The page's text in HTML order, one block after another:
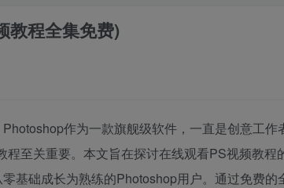
教程全集免费)
作为一款旗舰级软件，一直是创意工作
程至关重要。本文旨在探讨在线观看PS视频教程
基础成长为熟练的Photoshop用户。通过免费的